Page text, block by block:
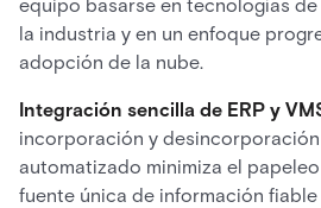
equipo basarse en tecnologías
la industria y en un enfoque
adopción de la nube.
Integración sencilla de ERP y
incorporación y
automatizado minimiza el
fuente única de información